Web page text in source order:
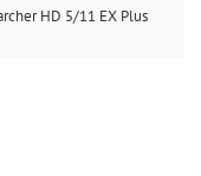
HD 5/11 EX Plus